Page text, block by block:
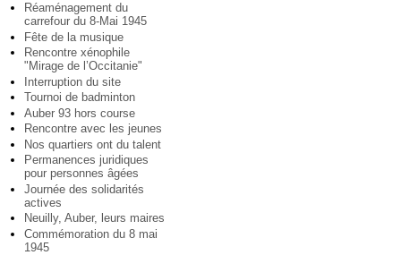
Réaménagement du
carrefour du 8-Mai 1945
Fête de la musique
Rencontre xénophile
"Mirage de l’Occitanie"
Interruption du site
Tournoi de badminton
Auber 93 hors course
Rencontre avec les jeunes
Nos quartiers ont du talent
Permanences juridiques
pour personnes âgées
Journée des solidarités
actives
Neuilly, Auber, leurs maires
Commémoration du 8 mai
1945